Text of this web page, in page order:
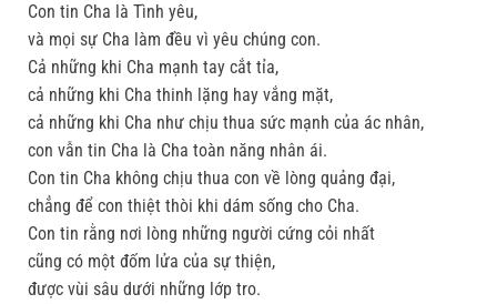
Con tin Cha là Tình yêu,
và mọi sự Cha làm đều vì yêu chúng con.
Cả những khi Cha mạnh tay cắt tỉa,
cả những khi Cha thinh lặng hay vắng mặt,
cả những khi Cha như chịu thua sức mạnh của ác nhân,
con vẫn tin Cha là Cha toàn năng nhân ái.
Con tin Cha không chịu thua con về lòng quảng đại,
chẳng để con thiệt thòi khi dám sống cho Cha.
Con tin rằng nơi lòng những người cứng cỏi nhất
cũng có một đốm lửa của sự thiện,
được vùi sâu dưới những lớp tro.